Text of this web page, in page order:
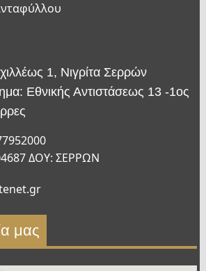
1, Νιγρίτα Σερρών
Εθνικής Αντιστάσεως 13 -1ος
ΔΟΥ: ΣΕΡΡΩΝ
μας